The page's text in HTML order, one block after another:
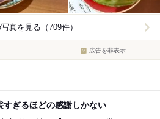
真を見る（709件）
広告を非表示
ぎるほどの感謝しかない